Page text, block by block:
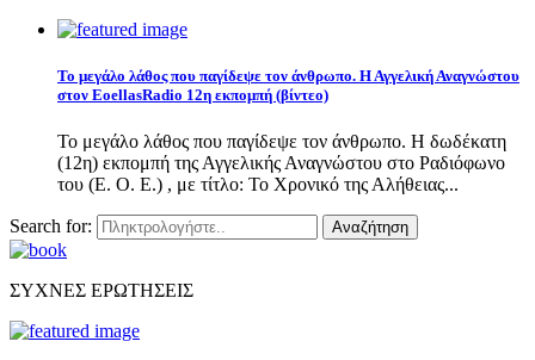
Το μεγάλο λάθος που παγίδεψε τον άνθρωπο. Η Αγγελική Αναγνώστου
στον EoellasRadio 12η εκπομπή (βίντεο)
Το μεγάλο λάθος που παγίδεψε τον άνθρωπο. Η δωδέκατη
(12η) εκπομπή της Αγγελικής Αναγνώστου στο Ραδιόφωνο
του (Ε. Ο. Ε.) , με τίτλο: Το Χρονικό της Αλήθειας...
Search for: Αναζήτηση
ΣΥΧΝΕΣ ΕΡΩΤΗΣΕΙΣ